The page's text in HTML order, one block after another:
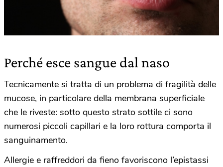
Perché esce sangue dal naso
Tecnicamente si tratta di un problema di fragilità delle
mucose, in particolare della membrana superficiale
che le riveste: sotto questo strato sottile ci sono
numerosi piccoli capillari e la loro rottura comporta il
sanguinamento.
Allergie e raffreddori da fieno favoriscono l’epistassi